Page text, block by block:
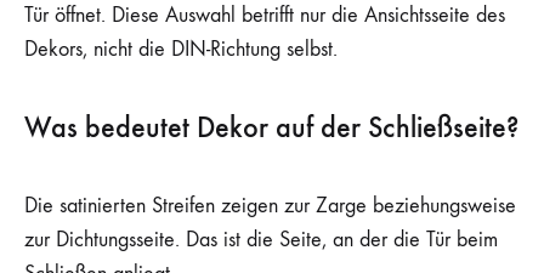
Tür öffnet. Diese Auswahl betrifft nur die Ansichtsseite des
Dekors, nicht die DIN-Richtung selbst.
Was bedeutet Dekor auf der Schließseite?
Die satinierten Streifen zeigen zur Zarge beziehungsweise
zur Dichtungsseite. Das ist die Seite, an der die Tür beim